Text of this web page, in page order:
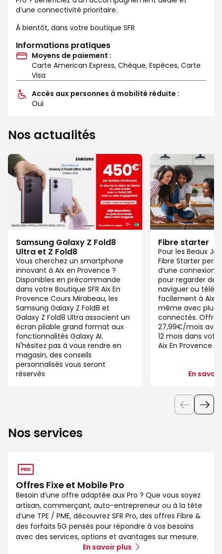
d’une connectivité prioritaire.
À bientôt, dans votre boutique SFR
Informations pratiques
Moyens de paiement :
Carte American Express, Chèque, Espèces, Carte
Visa
Accès aux personnes à mobilité réduite :
Oui
Nos actualités
Samsung Galaxy Z Fold8
Ultra et Z Fold8
Vous cherchez un smartphone
innovant à Aix en Provence ?
Disponibles en précommande
dans votre Boutique SFR Aix En
Provence Cours Mirabeau, les
Samsung Galaxy Z Fold8 et
Galaxy Z Fold8 Ultra associent un
écran pliable grand format aux
fonctionnalités Galaxy AI.
N'hésitez pas à vous rendre en
magasin, des conseils
personnalisés vous seront
réservés
Fibre starter
Pour les Beaux
Fibre Starter
d’une connexion
pour regarder des
naviguer ou
facilement à Aix
même avec
connectés. Offre
27,99€/mois
12 mois dans
Aix En Provence
En
Nos services
Offres Fixe et Mobile Pro
Besoin d’une offre adaptée aux Pro ? Que vous soyez
artisan, commerçant, auto-entrepreneur ou à la tête
d’une TPE / PME, découvrez SFR Pro, des offres Fibre &
des forfaits 5G pensés pour répondre à vos besoins
avec des services, options et avantages sur mesure.
En savoir plus